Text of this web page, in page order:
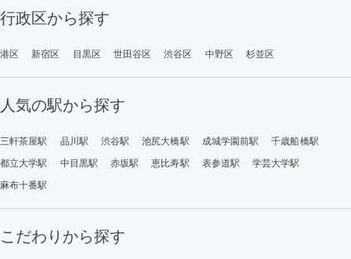
行政区から探す
港区 新宿区 目黒区 世田谷区 渋谷区 中野区 杉並区
人気の駅から探す
三軒茶屋駅 品川駅 渋谷駅 池尻大橋駅 成城学園前駅
千歳船橋駅
都立大学駅
中目黒駅 赤坂駅 恵比寿駅 表参道駅
学芸大学駅
麻布十番駅
こだわりから探す